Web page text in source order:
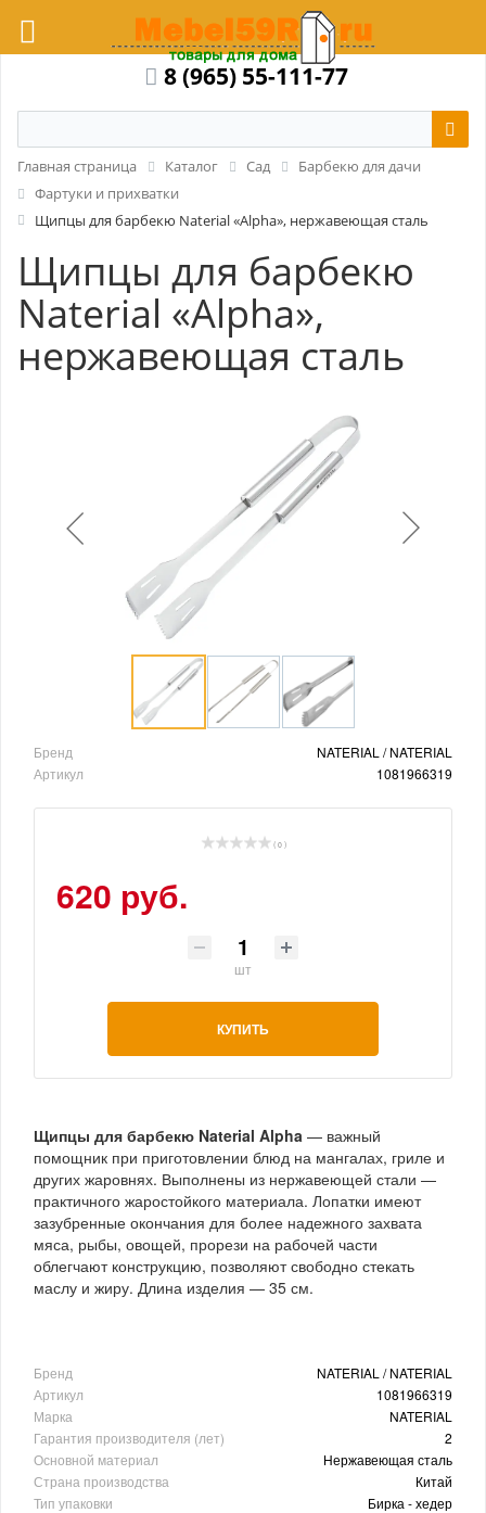
8 (965) 55-111-77
Главная страница Каталог Сад
Барбекю для дачи
Фартуки и прихватки
Щипцы для барбекю Naterial «Alpha», нержавеющая сталь
Щипцы для барбекю
Naterial «Alpha»,
нержавеющая сталь
Бренд
NATERIAL / NATERIAL
Артикул
1081966319
( 0 )
620 руб.
шт
КУПИТЬ
Щипцы для барбекю Naterial Alpha — важный
помощник при приготовлении блюд на мангалах, гриле и
других жаровнях. Выполнены из нержавеющей стали —
практичного жаростойкого материала. Лопатки имеют
зазубренные окончания для более надежного захвата
мяса, рыбы, овощей, прорези на рабочей части
облегчают конструкцию, позволяют свободно стекать
маслу и жиру. Длина изделия — 35 см.
Бренд
NATERIAL / NATERIAL
Артикул
1081966319
Марка
NATERIAL
Гарантия производителя (лет)
2
Основной материал
Нержавеющая сталь
Страна производства
Китай
Тип упаковки
Бирка - хедер